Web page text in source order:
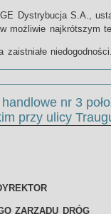
Dystrybucja S.A.,
możliwie najkrótszym
zaistniałe niedogodności.
nr 3
przy ulicy
ZARZĄDU DRÓG